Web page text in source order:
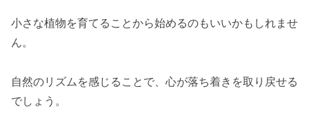
小さな植物を育てることから始めるのもいいかもしれませ
ん。
自然のリズムを感じることで、心が落ち着きを取り戻せる
でしょう。